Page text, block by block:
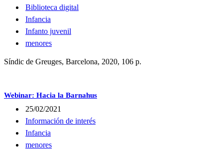
Biblioteca digital
Infancia
Infanto juvenil
menores
Síndic de Greuges, Barcelona, 2020, 106 p.
Webinar: Hacia la Barnahus
25/02/2021
Información de interés
Infancia
menores